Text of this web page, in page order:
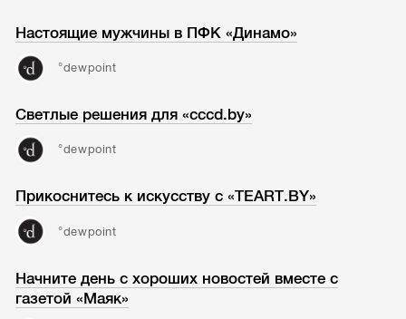
Настоящие мужчины в ПФК «Динамо»
°dewpoint
Светлые решения для «cccd.by»
°dewpoint
Прикоснитесь к искусству с «TEART.BY»
°dewpoint
Начните день с хороших новостей вместе с
газетой «Маяк»